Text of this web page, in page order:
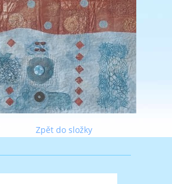
Zpět do složky